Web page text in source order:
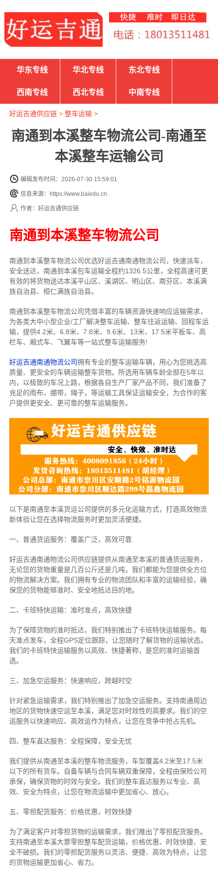
华东专线 华北专线 东北专线
西南专线 西北专线 中南专线
好运吉通供应链> 整车运输>
南通到本溪整车物流公司-南通至
本溪整车运输公司
编辑发布时间：2026-07-30 15:59:01
信息来源：https://www.baiedu.cn
作者：好运吉通供应链
南通到本溪整车物流公司
南通到本溪整车物流公司优选好运吉通南通物流公司，快速派车，
安全送达，南通到本溪包车运输全程约1326.5公里，全程高速可更
有效的将货物送达本溪平山区、溪湖区、明山区、南芬区、本溪满
族自治县、桓仁满族自治县。
南通到本溪整车物流公司凭借丰富的车辆资源快速响应运输需求，
为各类大中小型企业/工厂解决整车运输、整车往返运输、回程车运
输， 提供4.2米、6.8米、7.8米、9.6米、13米、17.5米平板车、高
栏车、厢式车、飞翼车等一站式整车运输服务!
好运吉通南通物流公司拥有专业的整车运输车辆，用心为您挑选高
质量、更安全的车辆运输整车货物。所选用车辆车龄全部在5年以
内，以极致的车况上路，根据各自生产厂家产品不同，我们准备了
充足的雨布，绷带，绳子，等运输工具保证运输安全，为合作的客
户提供更安全、更可靠的整车运输服务。
以下是南通至本溪货运公司提供的多元化运输方式，打造高效物流
新体验让您在选择物流服务时更加灵活便捷。
一、普通货运服务：覆盖广泛，高效可靠
好运吉通南通物流公司供应链提供从南通至本溪的普通货运服务，
无论您的货物重量是几百公斤还是几吨，我们都能为您提供全方位
的物流解决方案。我们拥有专业的物流团队和丰富的运输经验，确
保您的货物能够准时、安全地抵达目的地。
二、卡班特快运输：准时准点，高效快捷
为了保障货物的准时抵达，我们特别推出了卡班特快运输服务。每
天准点发车，全程GPS定位跟踪，让您随时了解货物的运输状态。
我们的卡班特快运输服务以高效、快捷著称，是您的准时运输首
选。
三、加急空运服务：快速响应，跨越时空
针对紧急运输需求，我们特别推出了加急空运服务。支持南通周边
地区的货物快速空运至本溪，满足您对时效性的高要求。我们的空
运服务以快速响应、高效运作为特点，让您在竞争中抢占先机。
四、整车直达服务：全程保障，安全无忧
我们提供从南通至本溪的整车物流服务，车型覆盖4.2米至17.5米
以下的所有货车。自备车辆与合同车辆双重保障，全程由保险公司
承保，确保货物的时效与安全。我们的整车直达服务以专业、高
效、安全为特点，让您在物流运输中更加省心、放心。
五、零担配货服务：价格优惠，时效快捷
为了满足客户对零担货物的运输需求，我们推出了零担配货服务。
支持南通至本溪大票零担整车配货运输，价格优惠、时效快捷、安
全不破损。我们的零担配货服务以灵活、便捷、高效为特点，让您
的货物运输更加省心、省力。